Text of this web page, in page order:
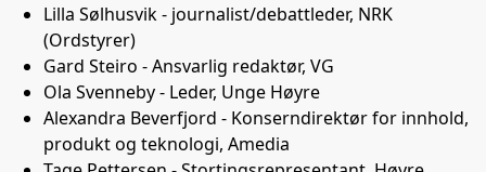
Lilla Sølhusvik - journalist/debattleder, NRK
(Ordstyrer)
Gard Steiro - Ansvarlig redaktør, VG
Ola Svenneby - Leder, Unge Høyre
Alexandra Beverfjord - Konserndirektør for innhold,
produkt og teknologi, Amedia